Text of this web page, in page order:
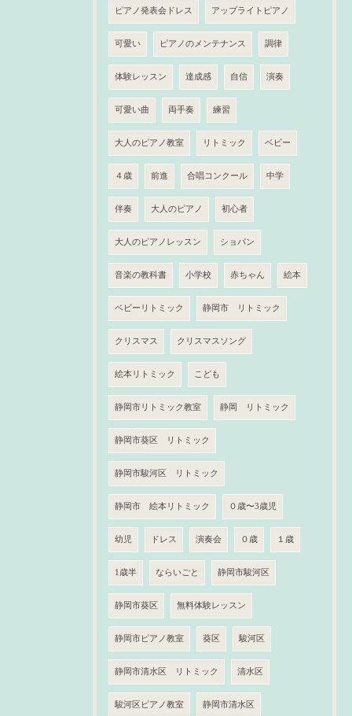
ピアノ発表会ドレス アップライトピアノ
可愛い ピアノのメンテナンス 調律
体験レッスン 達成感 自信 演奏
可愛い曲 両手奏 練習
大人のピアノ教室 リトミック ベビー
４歳 前進 合唱コンクール 中学
伴奏 大人のピアノ 初心者
大人のピアノレッスン ショパン
音楽の教科書 小学校 赤ちゃん 絵本
ベビーリトミック 静岡市 リトミック
クリスマス クリスマスソング
絵本リトミック こども
静岡市リトミック教室 静岡 リトミック
静岡市葵区 リトミック
静岡市駿河区 リトミック
静岡市 絵本リトミック ０歳〜3歳児
幼児 ドレス 演奏会 ０歳 １歳
1歳半 ならいごと 静岡市駿河区
静岡市葵区 無料体験レッスン
静岡市ピアノ教室 葵区 駿河区
静岡市清水区 リトミック 清水区
駿河区ピアノ教室 静岡市清水区